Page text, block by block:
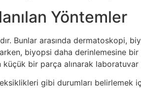
Yöntemler
Bunlar arasında dermatoskopi,
biyopsi daha derinlemesine bir
bir parça alınarak laboratuvar
gibi durumları belirlemek